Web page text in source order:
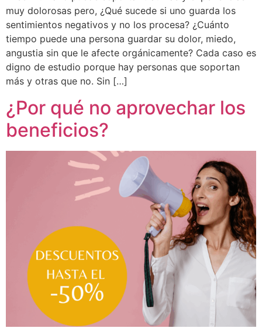
muy dolorosas pero, ¿Qué sucede si uno guarda los
sentimientos negativos y no los procesa? ¿Cuánto
tiempo puede una persona guardar su dolor, miedo,
angustia sin que le afecte orgánicamente? Cada caso es
digno de estudio porque hay personas que soportan
más y otras que no. Sin […]
¿Por qué no aprovechar los
beneficios?